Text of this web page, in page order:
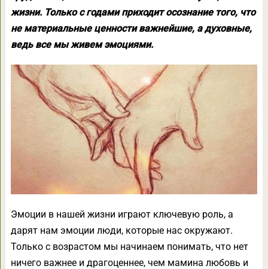
жизни. Только с годами приходит осознание того, что
не материальные ценности важнейшие, а духовные,
ведь все мы живем эмоциями.
Эмоции в нашей жизни играют ключевую роль, а
дарят нам эмоции люди, которые нас окружают.
Только с возрастом мы начинаем понимать, что нет
ничего важнее и драгоценнее, чем мамина любовь и